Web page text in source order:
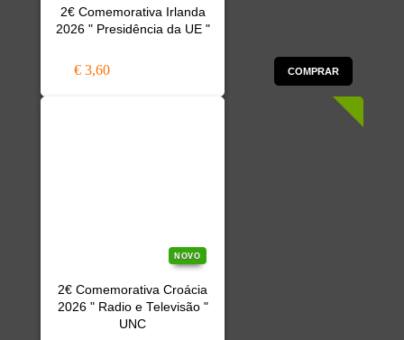
2€ Comemorativa Irlanda
2026 " Presidência da UE "
€ 3,60 COMPRAR
NOVO
2€ Comemorativa Croácia
2026 " Radio e Televisão "
UNC